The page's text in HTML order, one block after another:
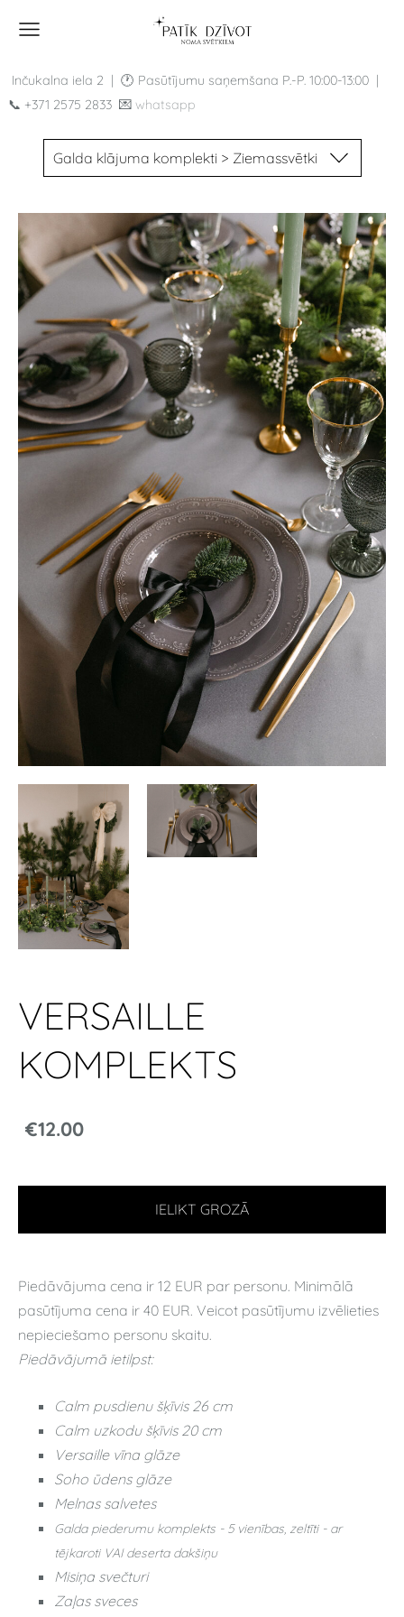
Inčukalna iela 2 | 🕐 Pasūtījumu saņemšana P.-P. 10:00-13:00 |
📞 +371 2575 2833 💌 whatsapp
Galda klājuma komplekti > Ziemassvētki
VERSAILLE
KOMPLEKTS
€12.00
IELIKT GROZĀ
Piedāvājuma cena ir 12 EUR par personu. Minimālā
pasūtījuma cena ir 40 EUR. Veicot pasūtījumu izvēlieties
nepieciešamo personu skaitu.
Piedāvājumā ietilpst:
Calm pusdienu šķīvis 26 cm
Calm uzkodu šķīvis 20 cm
Versaille vīna glāze
Soho ūdens glāze
Melnas salvetes
Galda piederumu komplekts - 5 vienības, zeltīti - ar
tējkaroti VAI deserta dakšiņu
Misiņa svečturi
Zaļas sveces